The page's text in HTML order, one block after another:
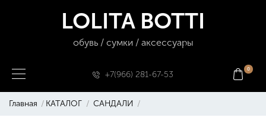
+7(966) 281-67-53
LOLITA BOTTI
обувь / сумки / аксессуары
0
Главная КАТАЛОГ САНДАЛИ